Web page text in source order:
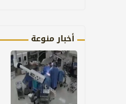
أخبار منوعة